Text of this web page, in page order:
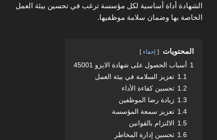
الشهادة أداة أساسية لكل مؤسسة ترغب في تحسين بيئة العمل
الخاصة بها وضمان سلامة موظفيها.
المحتويات إخفاء
1 أسباب الحصول على شهادة الايزو 45001
1.1 تعزيز السلامة في بيئة العمل
1.2 تحسين كفاءة الأداء
1.3 زيادة رضا الموظفين
1.4 تعزيز سمعة المؤسسة
1.5 الالتزام بالقوانين
1.6 تحسين إدارة المخاطر